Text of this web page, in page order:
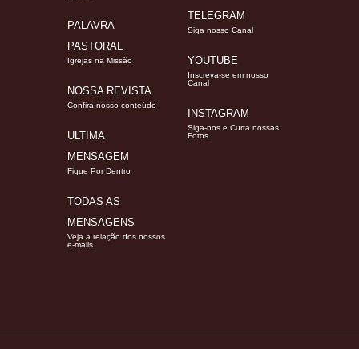
PALAVRA
PASTORAL
Igrejas na Missão
NOSSA REVISTA
Confira nosso conteúdo
ULTIMA
MENSAGEM
Fique Por Dentro
TODAS AS
MENSAGENS
Veja a relação dos nossos
e-mails
TELEGRAM
Siga nosso Canal
YOUTUBE
Inscreva-se em nosso
Canal
INSTAGRAM
Siga-nos e Curta nossas
Fotos